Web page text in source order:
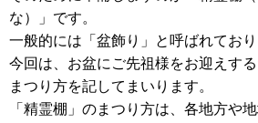
な）」です。
一般的には「盆飾り」と呼ばれており
今回は、お盆にご先祖様をお迎えす
まつり方を記してまいります。
「精霊棚」のまつり方は、各地方や